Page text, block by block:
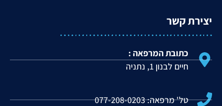
יצירת קשר
כתובת המרפאה :
חיים לבנון 1, נתניה
טל' מרפאה: 077-208-0203